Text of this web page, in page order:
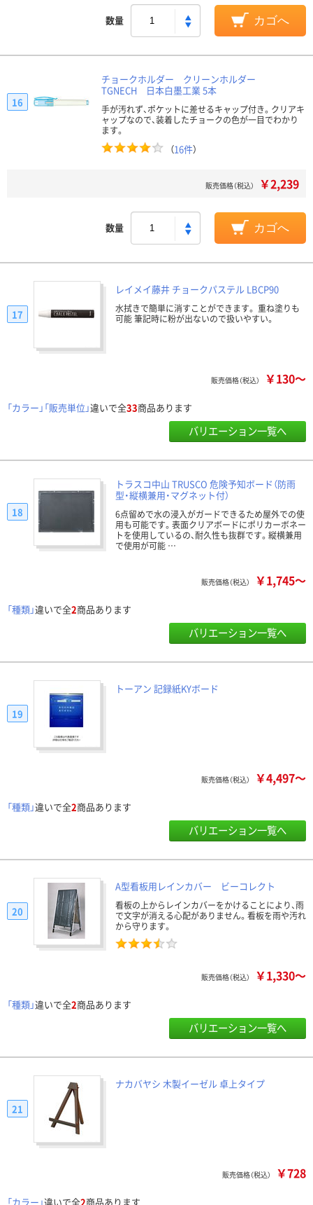
数量 カゴへ
チョークホルダー クリーンホルダー
TGNECH 日本白墨工業 5本
手が汚れず、ポケットに差せるキャップ付き。クリアキ
ャップなので、装着したチョークの色が一目でわかり
ます。
（16件）
16
販売価格（税込） ￥2,239
数量 カゴへ
レイメイ藤井 チョークパステル LBCP90
水拭きで簡単に消すことができます。 重ね塗りも
可能 筆記時に粉が出ないので扱いやすい。
17
販売価格（税込） ￥130～
「カラー」「販売単位」違いで全33商品あります
バリエーション一覧へ
トラスコ中山 TRUSCO 危険予知ボード（防雨
型・縦横兼用・マグネット付）
6点留めで水の浸入がガードできるため屋外での使
用も可能です。表面クリアボードにポリカーボネー
トを使用しているの、耐久性も抜群です。縦横兼用
で使用が可能 …
18
販売価格（税込） ￥1,745～
「種類」違いで全2商品あります
バリエーション一覧へ
トーアン 記録紙KYボード
19
販売価格（税込） ￥4,497～
「種類」違いで全2商品あります
バリエーション一覧へ
A型看板用レインカバー ビーコレクト
看板の上からレインカバーをかけることにより、雨
で文字が消える心配がありません。看板を雨や汚れ
から守ります。
20
販売価格（税込） ￥1,330～
「種類」違いで全2商品あります
バリエーション一覧へ
ナカバヤシ 木製イーゼル 卓上タイプ
21
販売価格（税込） ￥728
「カラー」違いで全2商品あります